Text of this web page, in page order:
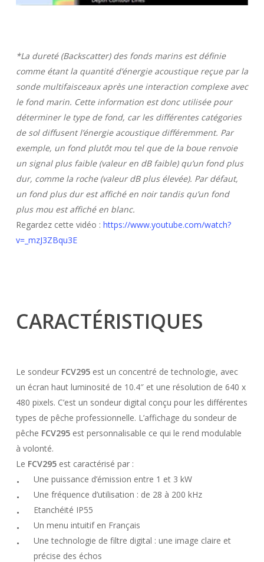
*La dureté (Backscatter) des fonds marins est définie
comme étant la quantité d’énergie acoustique reçue par la
sonde multifaisceaux après une interaction complexe avec
le fond marin. Cette information est donc utilisée pour
déterminer le type de fond, car les différentes catégories
de sol diffusent l’énergie acoustique différemment. Par
exemple, un fond plutôt mou tel que de la boue renvoie
un signal plus faible (valeur en dB faible) qu’un fond plus
dur, comme la roche (valeur dB plus élevée). Par défaut,
un fond plus dur est affiché en noir tandis qu’un fond
plus mou est affiché en blanc.
Regardez cette vidéo : https://www.youtube.com/watch?
v=_mzJ3ZBqu3E
CARACTÉRISTIQUES
Le sondeur FCV295est un concentré de technologie, avec
un écran haut luminosité de 10.4″ et une résolution de 640 x
480 pixels. C’est un sondeur digital conçu pour les différentes
types de pêche professionnelle. L’affichage du sondeur de
pêche FCV295est personnalisable ce qui le rend modulable
à volonté.
Le FCV295est caractérisé par :
Une puissance d’émission entre 1 et 3 kW
Une fréquence d’utilisation : de 28 à 200 kHz
Etanchéité IP55
Un menu intuitif en Français
Une technologie de filtre digital : une image claire et
précise des échos